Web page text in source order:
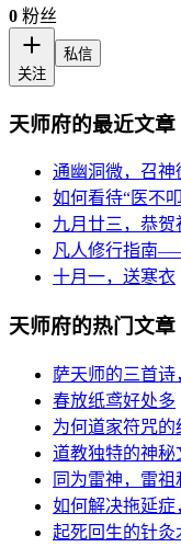
0 粉丝
关注
私信
天师府的最近文章
通幽洞微，召
如何看待“医不
九月廿三，恭
凡人修行指南
十月一，送寒衣
天师府的热门文章
萨天师的三首诗
春放纸鸢好处多
为何道家符咒的
道教独特的神
同为雷神，雷
如何解决拖延
起死回生的针灸